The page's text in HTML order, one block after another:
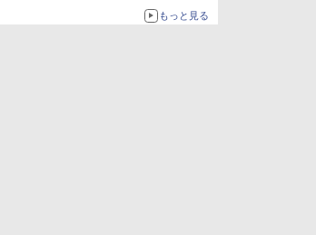
もっと見る